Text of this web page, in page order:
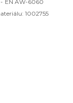
- EN AW-6060
1002755